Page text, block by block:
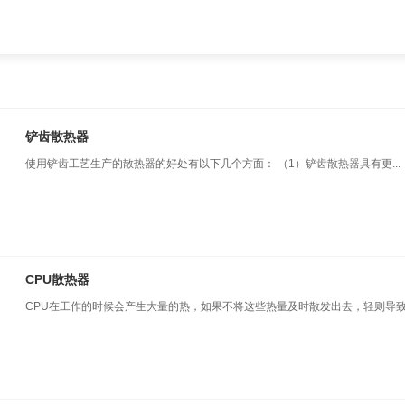
铲齿散热器
使用铲齿工艺生产的散热器的好处有以下几个方面： （1）铲齿散热器具有更...
CPU散热器
CPU在工作的时候会产生大量的热，如果不将这些热量及时散发出去，轻则导